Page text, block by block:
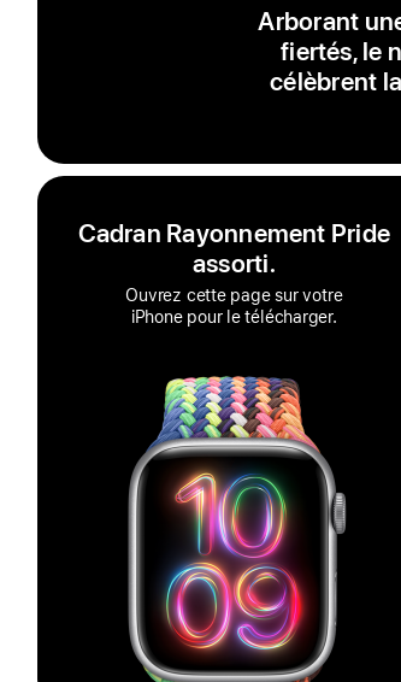
Arborant
fiertés, le
célèbrent
Cadran Rayonnement Pride
assorti.
Ouvrez cette page sur votre
iPhone pour le télécharger.